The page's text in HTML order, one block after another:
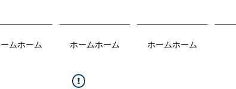
ムホーム ホームホーム ホームホーム